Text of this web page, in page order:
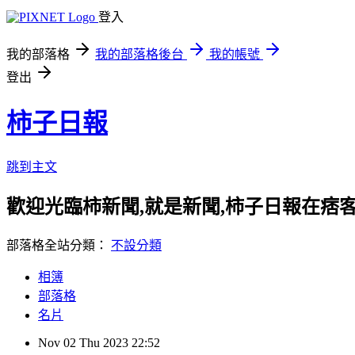
登入
我的部落格 我的部落格後台
我的帳號
登出
柿子日報
跳到主文
歡迎光臨柿新聞,就是新聞,柿子日報在痞
部落格全站分類： 不設分類
相簿
部落格
名片
Nov 02 Thu 2023 22:52